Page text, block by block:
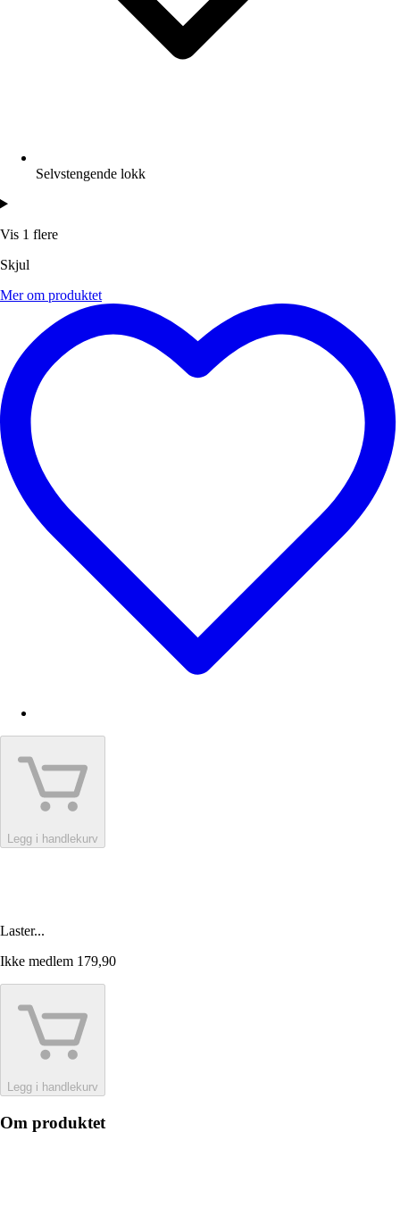
Selvstengende lokk
Vis 1 flere
Skjul
Mer om produktet
Legg i handlekurv
Laster...
Ikke medlem 179,90
Legg i handlekurv
Om produktet